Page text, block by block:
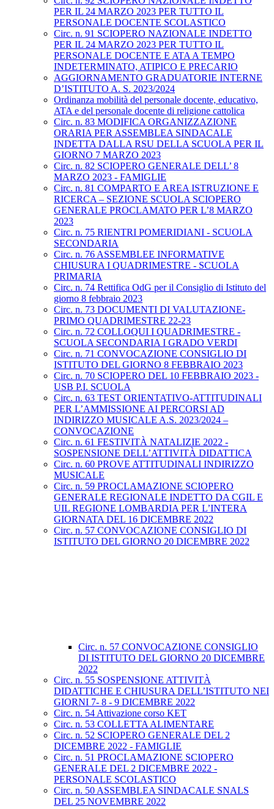
PER IL 24 MARZO 2023 PER TUTTO IL
PERSONALE DOCENTE SCOLASTICO
Circ. n. 91 SCIOPERO NAZIONALE INDETTO
PER IL 24 MARZO 2023 PER TUTTO IL
PERSONALE DOCENTE E ATA A TEMPO
INDETERMINATO, ATIPICO E PRECARIO
AGGIORNAMENTO GRADUATORIE INTERNE
D’ISTITUTO A. S. 2023/2024
Ordinanza mobilità del personale docente, educativo,
ATA e del personale docente di religione cattolica
Circ. n. 83 MODIFICA ORGANIZZAZIONE
ORARIA PER ASSEMBLEA SINDACALE
INDETTA DALLA RSU DELLA SCUOLA PER IL
GIORNO 7 MARZO 2023
Circ. n. 82 SCIOPERO GENERALE DELL’ 8
MARZO 2023 - FAMIGLIE
Circ. n. 81 COMPARTO E AREA ISTRUZIONE E
RICERCA – SEZIONE SCUOLA SCIOPERO
GENERALE PROCLAMATO PER L’8 MARZO
2023
Circ. n. 75 RIENTRI POMERIDIANI - SCUOLA
SECONDARIA
Circ. n. 76 ASSEMBLEE INFORMATIVE
CHIUSURA I QUADRIMESTRE - SCUOLA
PRIMARIA
Circ. n. 74 Rettifica OdG per il Consiglio di Istituto del
giorno 8 febbraio 2023
Circ. n. 73 DOCUMENTI DI VALUTAZIONE-
PRIMO QUADRIMESTRE 22-23
Circ. n. 72 COLLOQUI I QUADRIMESTRE -
SCUOLA SECONDARIA I GRADO VERDI
Circ. n. 71 CONVOCAZIONE CONSIGLIO DI
ISTITUTO DEL GIORNO 8 FEBBRAIO 2023
Circ. n. 70 SCIOPERO DEL 10 FEBBRAIO 2023 -
USB P.I. SCUOLA
Circ. n. 63 TEST ORIENTATIVO-ATTITUDINALI
PER L’AMMISSIONE AI PERCORSI AD
INDIRIZZO MUSICALE A.S. 2023/2024 –
CONVOCAZIONE
Circ. n. 61 FESTIVITÀ NATALIZIE 2022 -
SOSPENSIONE DELL’ATTIVITÀ DIDATTICA
Circ. n. 60 PROVE ATTITUDINALI INDIRIZZO
MUSICALE
Circ. n. 59 PROCLAMAZIONE SCIOPERO
GENERALE REGIONALE INDETTO DA CGIL E
UIL REGIONE LOMBARDIA PER L’INTERA
GIORNATA DEL 16 DICEMBRE 2022
Circ. n. 57 CONVOCAZIONE CONSIGLIO DI
ISTITUTO DEL GIORNO 20 DICEMBRE 2022
Circ. n. 57 CONVOCAZIONE CONSIGLIO
DI ISTITUTO DEL GIORNO 20 DICEMBRE
2022
Circ. n. 55 SOSPENSIONE ATTIVITÀ
DIDATTICHE E CHIUSURA DELL’ISTITUTO NEI
GIORNI 7- 8 - 9 DICEMBRE 2022
Circ. n. 54 Attivazione corso KET
Circ. n. 53 COLLETTA ALIMENTARE
Circ. n. 52 SCIOPERO GENERALE DEL 2
DICEMBRE 2022 - FAMIGLIE
Circ. n. 51 PROCLAMAZIONE SCIOPERO
GENERALE DEL 2 DICEMBRE 2022 -
PERSONALE SCOLASTICO
Circ. n. 50 ASSEMBLEA SINDACALE SNALS
DEL 25 NOVEMBRE 2022